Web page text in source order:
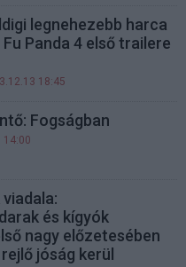
legnehezebb harca
Panda 4 első trailere
18:45
Fogságban
14:00
és kígyók
nagy előzetesében
jóság kerül